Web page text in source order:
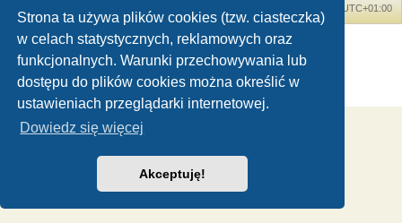
Strona ta używa plików cookies (tzw. ciasteczka)
w celach statystycznych, reklamowych oraz
funkcjonalnych. Warunki przechowywania lub
dostępu do plików cookies można określić w
ustawieniach przeglądarki internetowej.
Dowiedz się więcej
Akceptuję!
UTC+01:00
Dinozaury.com© 2006-2020
Technologię dostarczaphpBB® Forum Software © phpBB Limited
Zasady ochrony danych osobowych|Regulamin